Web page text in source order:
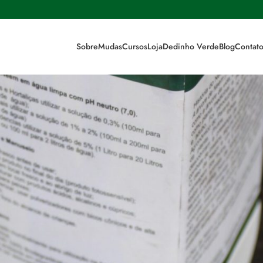
SobreMudasCursosLojaDedinho VerdeBlogContato